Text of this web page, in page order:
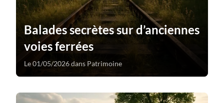
Balades secrètes sur d’anciennes
voies ferrées
Le 01/05/2026 dans Patrimoine